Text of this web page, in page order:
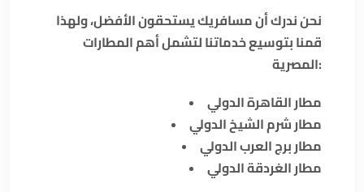
نحن ندرك أن مسافريك يستحقون الأفضل، ولهذا
قمنا بتوسيع خدماتنا لتشمل أهم المطارات
المصرية:
مطار القاهرة الدولي
مطار شرم الشيخ الدولي
مطار برج العرب الدولي
مطار الغردقة الدولي